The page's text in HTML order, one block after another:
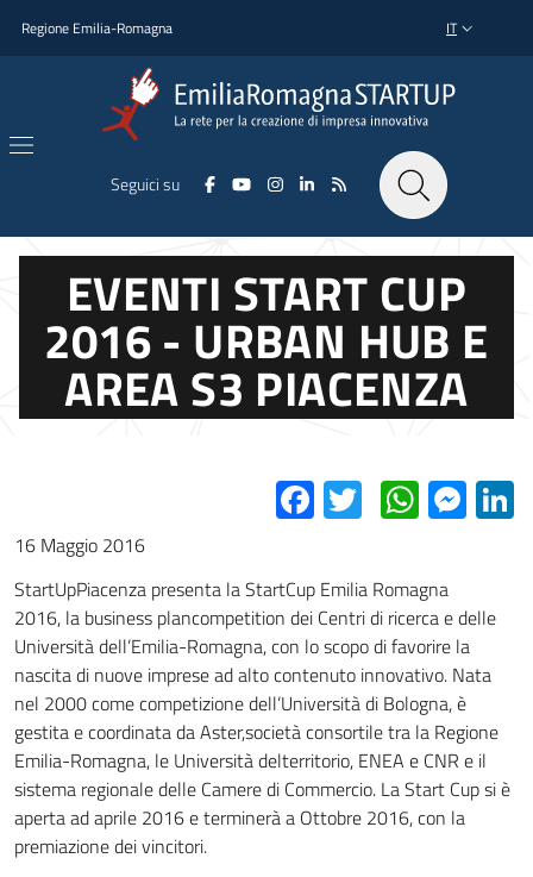
Regione Emilia-Romagna SELETTORE
IT
Seguici su
EVENTI START CUP
2016 - URBAN HUB E
AREA S3 PIACENZA
Facebook
Twitter
16 Maggio 2016
StartUpPiacenza presenta la StartCup Emilia Romagna
2016, la business plancompetition dei Centri di ricerca e delle
Università dell’Emilia-Romagna, con lo scopo di favorire la
nascita di nuove imprese ad alto contenuto innovativo. Nata
nel 2000 come competizione dell’Università di Bologna, è
gestita e coordinata da Aster,società consortile tra la Regione
Emilia-Romagna, le Università delterritorio, ENEA e CNR e il
sistema regionale delle Camere di Commercio. La Start Cup si è
aperta ad aprile 2016 e terminerà a Ottobre 2016, con la
premiazione dei vincitori.